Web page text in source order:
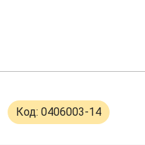
Код: 0406003-14